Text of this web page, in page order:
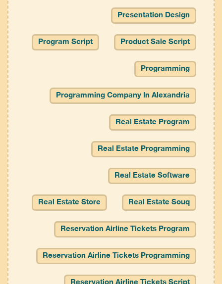
Presentation Design
Product Sale Script
Program Script
Programming
Programming Company In Alexandria
Real Estate Program
Real Estate Programming
Real Estate Software
Real Estate Souq
Real Estate Store
Reservation Airline Tickets Program
Reservation Airline Tickets Programming